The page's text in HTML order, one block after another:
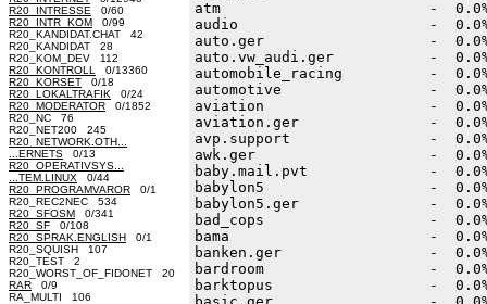
R20_INTRESSE 0/60
R20_INTR_KOM 0/99
R20_KANDIDAT.CHAT 42
R20_KANDIDAT 28
R20_KOM_DEV 112
R20_KONTROLL
0/13360
R20_KORSET 0/18
R20_LOKALTRAFIK 0/24
R20_MODERATOR 0/1852
R20_NC 76
R20_NET200 245
R20_NETWORK.OTH...
...ERNETS 0/13
R20_OPERATIVSYS...
...TEM.LINUX 0/44
R20_PROGRAMVAROR 0/1
R20_REC2NEC 534
R20_SFOSM 0/341
R20_SF 0/108
R20_SPRAK.ENGLISH 0/1
R20_SQUISH 107
R20_TEST 2
R20_WORST_OF_FIDONET 20
RAR 0/9
RA_MULTI 106